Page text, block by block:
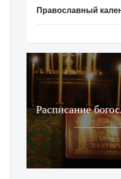
Православный
Расписание